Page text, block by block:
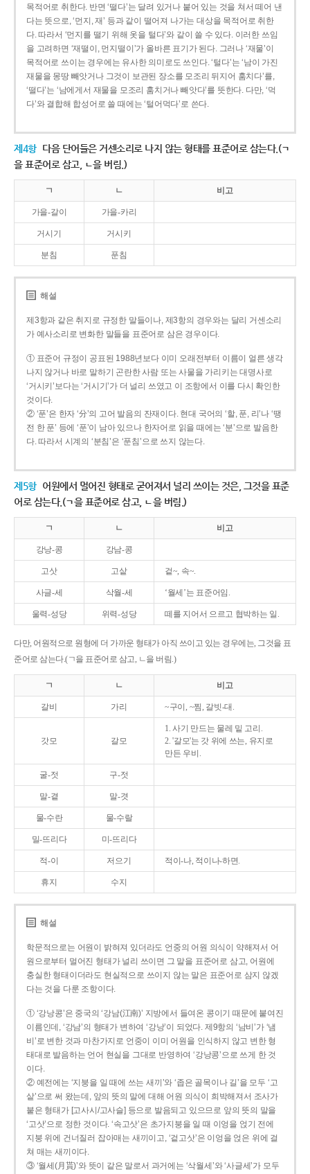
목적어로 취한다. 반면 ‘떨다’는 달려 있거나 붙어 있는 것을 쳐서 떼어 낸
다는 뜻으로, ‘먼지, 재’ 등과 같이 떨어져 나가는 대상을 목적어로 취한
다. 따라서 ‘먼지를 떨기 위해 옷을 털다’와 같이 쓸 수 있다. 이러한 쓰임
을 고려하면 ‘재떨이, 먼지떨이’가 올바른 표기가 된다. 그러나 ‘재물’이
목적어로 쓰이는 경우에는 유사한 의미로도 쓰인다. ‘털다’는 ‘남이 가진
재물을 몽땅 빼앗거나 그것이 보관된 장소를 모조리 뒤지어 훔치다’를,
‘떨다’는 ‘남에게서 재물을 모조리 훔치거나 빼앗다’를 뜻한다. 다만, ‘먹
다’와 결합해 합성어로 쓸 때에는 ‘털어먹다’로 쓴다.
제4항 다음 단어들은 거센소리로 나지 않는 형태를 표준어로 삼는다.(ㄱ
을 표준어로 삼고, ㄴ을 버림.)
ㄱ ㄴ 비고
가을-갈이 가을-카리
거시기 거시키
분침 푼침
해설
제3항과 같은 취지로 규정한 말들이나, 제3항의 경우와는 달리 거센소리
가 예사소리로 변화한 말들을 표준어로 삼은 경우이다.
① 표준어 규정이 공표된 1988년보다 이미 오래전부터 이름이 얼른 생각
나지 않거나 바로 말하기 곤란한 사람 또는 사물을 가리키는 대명사로
‘거시키’보다는 ‘거시기’가 더 널리 쓰였고 이 조항에서 이를 다시 확인한
것이다.
② ‘푼’은 한자 ‘分’의 고어 발음의 잔재이다. 현대 국어의 ‘할, 푼, 리’나 ‘땡
전 한 푼’ 등에 ‘푼’이 남아 있으나 한자어로 읽을 때에는 ‘분’으로 발음한
다. 따라서 시계의 ‘분침’은 ‘푼침’으로 쓰지 않는다.
제5항 어원에서 멀어진 형태로 굳어져서 널리 쓰이는 것은, 그것을 표준
어로 삼는다.(ㄱ을 표준어로 삼고, ㄴ을 버림.)
ㄱ ㄴ 비고
강낭-콩 강남-콩
고삿 고샅 겉~, 속~.
사글-세 삭월-세 ‘월세’는 표준어임.
울력-성당 위력-성당 떼를 지어서 으르고 협박하는 일.
다만, 어원적으로 원형에 더 가까운 형태가 아직 쓰이고 있는 경우에는, 그것을 표
준어로 삼는다.(ㄱ을 표준어로 삼고, ㄴ을 버림.)
ㄱ ㄴ 비고
갈비 가리 ~구이, ~찜, 갈빗-대.
갓모 갈모
1. 사기 만드는 물레 밑 고리.
2. '갈모'는 갓 위에 쓰는, 유지로
만든 우비.
굴-젓 구-젓
말-곁 말-겻
물-수란 물-수랄
밀-뜨리다 미-뜨리다
적-이 저으기 적이-나, 적이나-하면.
휴지 수지
해설
학문적으로는 어원이 밝혀져 있더라도 언중의 어원 의식이 약해져서 어
원으로부터 멀어진 형태가 널리 쓰이면 그 말을 표준어로 삼고, 어원에
충실한 형태이더라도 현실적으로 쓰이지 않는 말은 표준어로 삼지 않겠
다는 것을 다룬 조항이다.
① ‘강낭콩’은 중국의 ‘강남(江南)’ 지방에서 들여온 콩이기 때문에 붙여진
이름인데, ‘강남’의 형태가 변하여 ‘강낭’이 되었다. 제9항의 ‘남비’가 ‘냄
비’로 변한 것과 마찬가지로 언중이 이미 어원을 인식하지 않고 변한 형
태대로 발음하는 언어 현실을 그대로 반영하여 ‘강낭콩’으로 쓰게 한 것
이다.
② 예전에는 ‘지붕을 일 때에 쓰는 새끼’와 ‘좁은 골목이나 길’을 모두 ‘고
샅’으로 써 왔는데, 앞의 뜻의 말에 대해 어원 의식이 희박해져서 조사가
붙은 형태가 [고사시/고사슬] 등으로 발음되고 있으므로 앞의 뜻의 말을
‘고삿’으로 정한 것이다. ‘속고삿’은 초가지붕을 일 때 이엉을 얹기 전에
지붕 위에 건너질러 잡아매는 새끼이고, ‘겉고삿’은 이엉을 얹은 위에 걸
쳐 매는 새끼이다.
③ ‘월세(月貰)’와 뜻이 같은 말로서 과거에는 ‘삭월세’와 ‘사글세’가 모두